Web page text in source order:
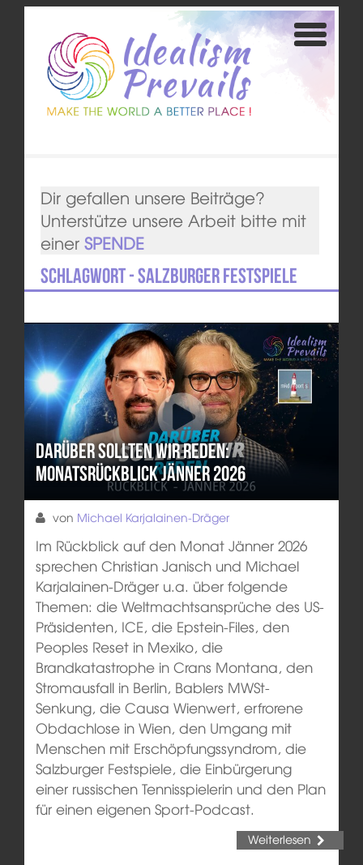
Dir gefallen unsere Beiträge?
Unterstütze unsere Arbeit bitte mit
einer SPENDE
Schlagwort - Salzburger Festspiele
Darüber sollten wir reden:
Monatsrückblick Jänner 2026
von Michael Karjalainen-Dräger
Im Rückblick auf den Monat Jänner 2026
sprechen Christian Janisch und Michael
Karjalainen-Dräger u.a. über folgende
Themen: die Weltmachtsansprüche des US-
Präsidenten, ICE, die Epstein-Files, den
Peoples Reset in Mexiko, die
Brandkatastrophe in Crans Montana, den
Stromausfall in Berlin, Bablers MWSt-
Senkung, die Causa Wienwert, erfrorene
Obdachlose in Wien, den Umgang mit
Menschen mit Erschöpfungssyndrom, die
Salzburger Festspiele, die Einbürgerung
einer russischen Tennisspielerin und den Plan
für einen eigenen Sport-Podcast.
Weiterlesen